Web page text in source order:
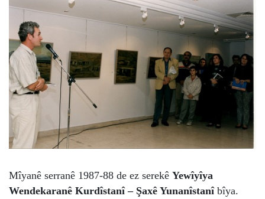
Mîyanê serranê 1987-88 de ez serekê Yewîyîya
Wendekaranê Kurdîstanî – Şaxê Yunanîstanîbîya.